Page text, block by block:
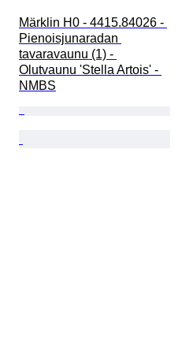
Märklin H0 - 4415.84026 -
Pienoisjunaradan
tavaravaunu (1) -
Olutvaunu 'Stella Artois' -
NMBS